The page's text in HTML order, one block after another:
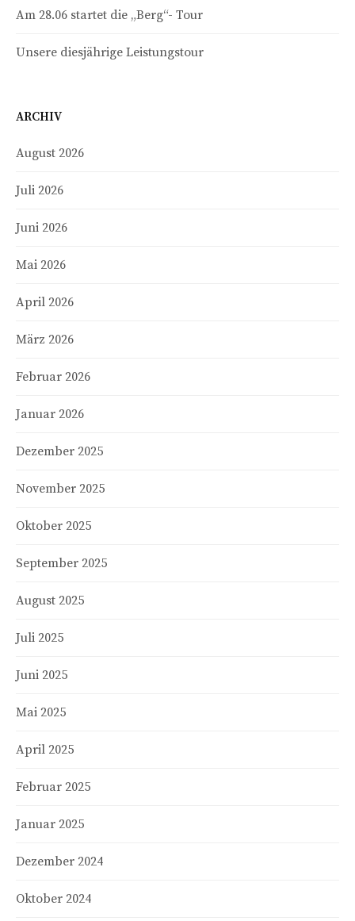
Am 28.06 startet die „Berg“- Tour
Unsere diesjährige Leistungstour
ARCHIV
August 2026
Juli 2026
Juni 2026
Mai 2026
April 2026
März 2026
Februar 2026
Januar 2026
Dezember 2025
November 2025
Oktober 2025
September 2025
August 2025
Juli 2025
Juni 2025
Mai 2025
April 2025
Februar 2025
Januar 2025
Dezember 2024
Oktober 2024